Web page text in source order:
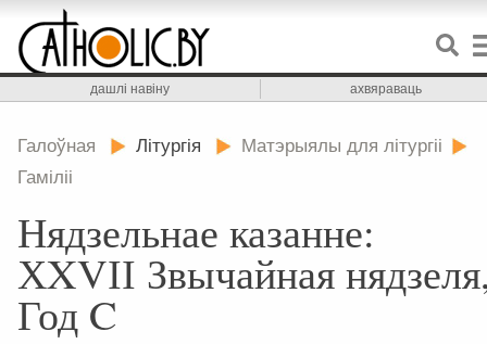
дашлі навіну ахвяраваць
Галоўная Літургія
Матэрыялы для літургіі
Гаміліі
Нядзельнае казанне:
ХXVІІ Звычайная
Год C